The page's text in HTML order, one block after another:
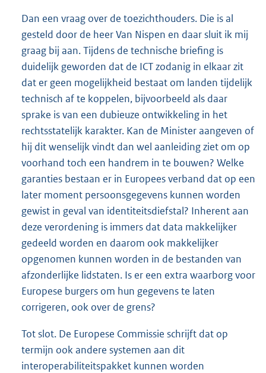
Dan een vraag over de toezichthouders. Die is al
gesteld door de heer Van Nispen en daar sluit ik mij
graag bij aan. Tijdens de technische briefing is
duidelijk geworden dat de ICT zodanig in elkaar zit
dat er geen mogelijkheid bestaat om landen tijdelijk
technisch af te koppelen, bijvoorbeeld als daar
sprake is van een dubieuze ontwikkeling in het
rechtsstatelijk karakter. Kan de Minister aangeven of
hij dit wenselijk vindt dan wel aanleiding ziet om op
voorhand toch een handrem in te bouwen? Welke
garanties bestaan er in Europees verband dat op een
later moment persoonsgegevens kunnen worden
gewist in geval van identiteitsdiefstal? Inherent aan
deze verordening is immers dat data makkelijker
gedeeld worden en daarom ook makkelijker
opgenomen kunnen worden in de bestanden van
afzonderlijke lidstaten. Is er een extra waarborg voor
Europese burgers om hun gegevens te laten
corrigeren, ook over de grens?
Tot slot. De Europese Commissie schrijft dat op
termijn ook andere systemen aan dit
interoperabiliteitspakket kunnen worden